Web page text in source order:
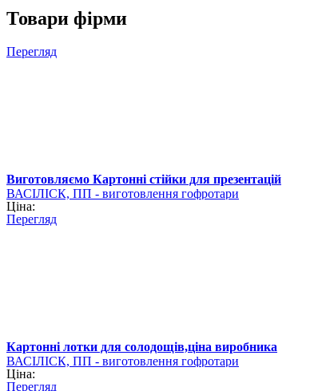
Товари фірми
Перегляд
Виготовляємо Картонні стійки для презентацій
ВАСІЛІСК, ПП - виготовлення гофротари
Ціна:
Перегляд
Картонні лотки для солодощів,ціна виробника
ВАСІЛІСК, ПП - виготовлення гофротари
Ціна:
Перегляд